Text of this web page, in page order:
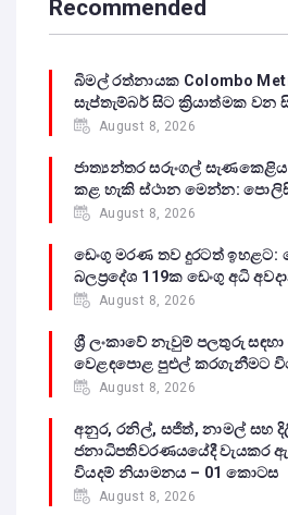
Recommended
බිමල් රත්නායක Colombo
සැප්තැම්බර් සිට ක්‍රියාත්මක
August 8, 2026
ජාත්‍යන්තර සරුංගල් සැණකෙළිය
කළ හැකි ස්ථාන මෙන්න:
August 8, 2026
ඩෙංගු මරණ තව දුරටත් ඉහළට:
බලප්‍රදේශ 119ක ඩෙංගු අධි
August 8, 2026
ශ්‍රී ලංකාවේ නැවුම් පලතුරු
වෙළඳපොළ පුළුල් කරගැනීමට
August 8, 2026
අනුර, රනිල්, සජිත්, නාමල් සහ
ජනාධිපතිවරණයයේදී වැයකර
වියදම් නියාමනය – 01 කොටස
August 8, 2026